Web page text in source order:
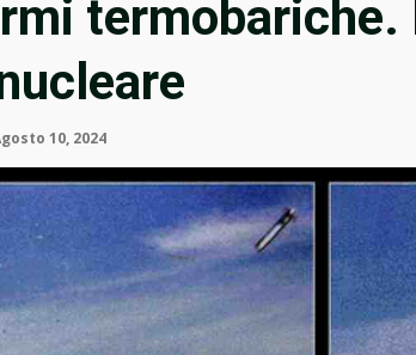
termobariche.
10, 2024